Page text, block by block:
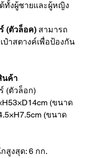
ทั้งผู้ชายและผู้หญิง
(ตัวล็อค) สามารถ
ป๋าสตางค์เพื่อป้องกัน
นค้า
(ตัวล็อก)
(ขนาด
(ขนาด
สูงสุด: 6 กก.